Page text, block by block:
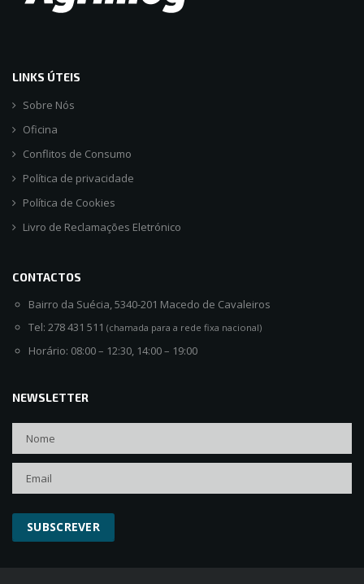
LINKS ÚTEIS
Sobre Nós
Oficina
Conflitos de Consumo
Política de privacidade
Política de Cookies
Livro de Reclamações Eletrónico
CONTACTOS
Bairro da Suécia, 5340-201 Macedo de Cavaleiros
Tel: 278 431 511 (chamada para a rede fixa nacional)
Horário: 08:00 – 12:30, 14:00 – 19:00
NEWSLETTER